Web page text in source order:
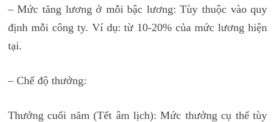
– Mức tăng lương ở mỗi bậc lương: Tùy thuộc vào quy
định mỗi công ty. Ví dụ: từ 10-20% của mức lương hiện
tại.
– Chế độ thưởng:
Thưởng cuối năm (Tết âm lịch): Mức thưởng cụ thể tùy